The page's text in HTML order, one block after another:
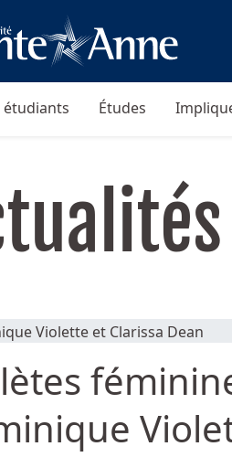
étudiants Études